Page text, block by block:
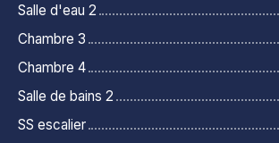
Salle d'eau 2
Chambre 3
Chambre 4
Salle de bains 2
SS escalier